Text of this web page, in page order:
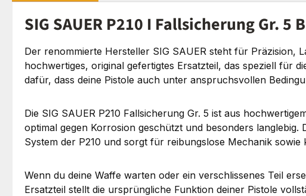
SIG SAUER P210 I Fallsicherung Gr.
Der renommierte Hersteller SIG SAUER steht für Präzision,
hochwertiges, original gefertigtes Ersatzteil, das speziell für
dafür, dass deine Pistole auch unter anspruchsvollen
Die SIG SAUER P210 Fallsicherung Gr. 5 ist aus
optimal gegen Korrosion geschützt und besonders
System der P210 und sorgt für reibungslose Mechanik sowie
Wenn du deine Waffe warten oder ein verschlissenes Teil
Ersatzteil stellt die ursprüngliche Funktion deiner Pistole